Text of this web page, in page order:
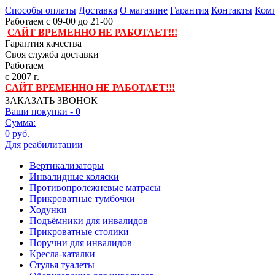
Способы оплаты Доставка О магазине Гарантия Контакты
Работаем с 09-00 до 21-00
САЙТ ВРЕМЕННО НЕ РАБОТАЕТ!!!
Гарантия качества
Своя служба доставки
Работаем
с 2007 г.
САЙТ ВРЕМЕННО НЕ РАБОТАЕТ!!!
ЗАКАЗАТЬ ЗВОНОК
Ваши покупки - 0
Сумма:
0 руб.
Для реабилитации
Вертикализаторы
Инвалидные коляски
Противопролежневые матрасы
Прикроватные тумбочки
Ходунки
Подъёмники для инвалидов
Прикроватные столики
Поручни для инвалидов
Кресла-каталки
Стулья туалеты